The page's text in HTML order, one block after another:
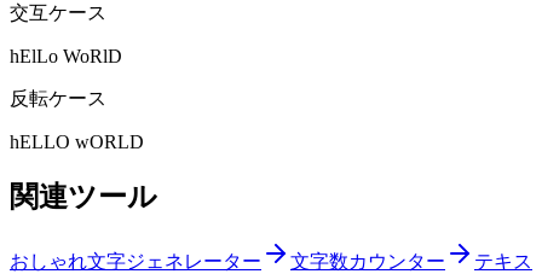
交互ケース
hElLo WoRlD
反転ケース
hELLO wORLD
関連ツール
おしゃれ文字ジェネレーター 文字数カウンター
テキス